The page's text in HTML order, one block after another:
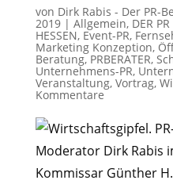
von Dirk Rabis - Der PR-
2019| Allgemein, DER
HESSEN, Event-PR,
Marketing Konzeption,
Beratung, PRBERATER,
Unternehmens-PR,
Veranstaltung, Vortrag,
Kommentare